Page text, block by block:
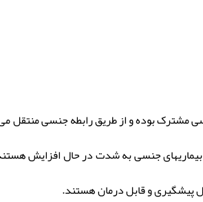
مشترک بوده و از طریق رابطه جنسی منتقل
جنسی به شدت در حال افزایش
پیشگیری و قابل درمان هستند.